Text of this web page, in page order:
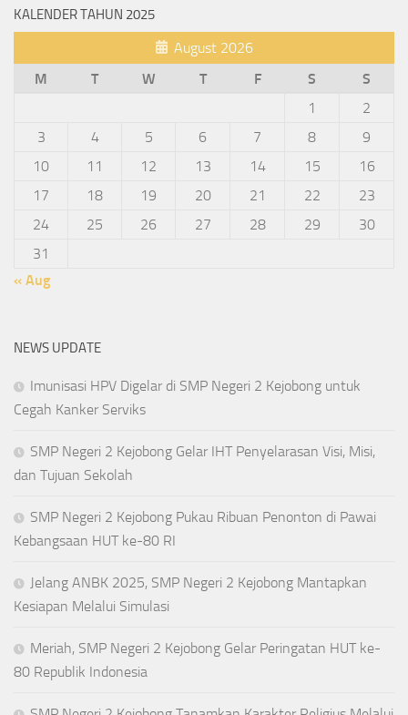
KALENDER TAHUN 2025
August 2026
M
T W T F S
S
1
2
3
4 5 6 7 8
9
10
11 12 13 14 15
16
17
18 19 20 21 22
23
24
25 26 27 28 29
30
31
« Aug
NEWS UPDATE
Imunisasi HPV Digelar di SMP Negeri 2 Kejobong untuk
Cegah Kanker Serviks
SMP Negeri 2 Kejobong Gelar IHT Penyelarasan Visi, Misi,
dan Tujuan Sekolah
SMP Negeri 2 Kejobong Pukau Ribuan Penonton di Pawai
Kebangsaan HUT ke-80 RI
Jelang ANBK 2025, SMP Negeri 2 Kejobong Mantapkan
Kesiapan Melalui Simulasi
Meriah, SMP Negeri 2 Kejobong Gelar Peringatan HUT ke-
80 Republik Indonesia